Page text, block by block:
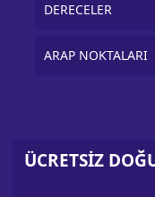
DERECELER
ARAP NOKTALARI
ÜCRETSİZ